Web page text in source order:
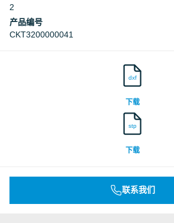
2
产品编号
CKT3200000041
dxf
下载
stp
下载
联系我们